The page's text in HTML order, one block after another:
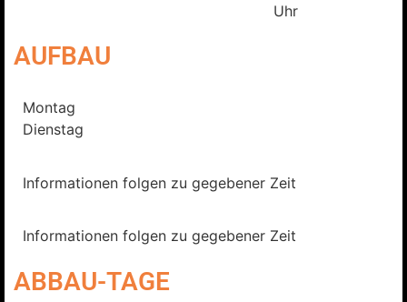
Uhr
AUFBAU
Montag
Dienstag
Informationen folgen zu gegebener Zeit
Informationen folgen zu gegebener Zeit
ABBAU-TAGE